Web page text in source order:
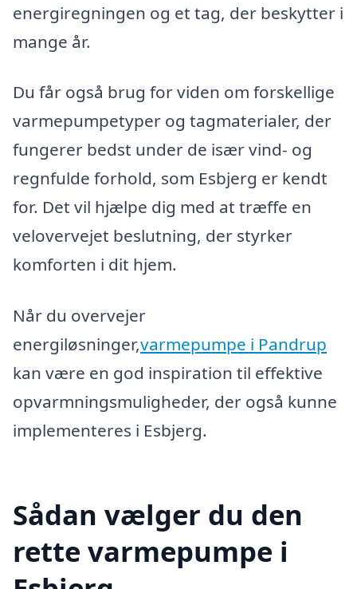
energiregningen og et tag, der beskytter i
mange år.
Du får også brug for viden om forskellige
varmepumpetyper og tagmaterialer, der
fungerer bedst under de især vind- og
regnfulde forhold, som Esbjerg er kendt
for. Det vil hjælpe dig med at træffe en
velovervejet beslutning, der styrker
komforten i dit hjem.
Når du overvejer
energiløsninger,varmepumpe i Pandrup
kan være en god inspiration til effektive
opvarmningsmuligheder, der også kunne
implementeres i Esbjerg.
Sådan vælger du den
rette varmepumpe i